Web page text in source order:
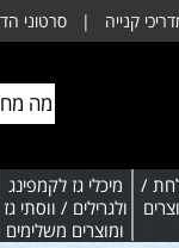
קנייה | סרטוני
/
מיכלי גז לקמפינג
ולגרילים / ווסתי גז
ומוצרים משלימים